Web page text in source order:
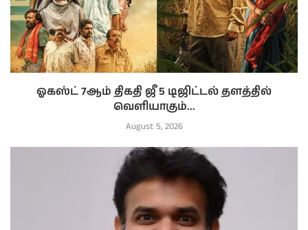
ஓகஸ்ட் 7ஆம் திகதி ஜீ 5 டிஜிட்டல் தளத்தில்
வெளியாகும்...
August 5, 2026